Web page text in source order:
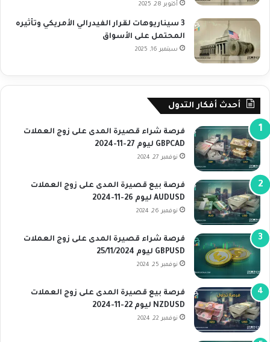
أكتوبر 28, 2025
3 سيناريوهات لقرار الفيدرالي الأمريكي وتأثيره
المحتمل على الأسواق
سبتمبر 16, 2025
أحدث أفكار التدول
فرصة شراء قصيرة المدى على زوج العملات
GBPCAD ليوم 27-11-2024
نوفمبر 27, 2024
فرصة بيع قصيرة المدى على زوج العملات
AUDUSD ليوم 26-11-2024
نوفمبر 26, 2024
فرصة شراء قصيرة المدى على زوج العملات
GBPUSD ليوم 25/11/2024
نوفمبر 25, 2024
فرصة بيع قصيرة المدى على زوج العملات
NZDUSD ليوم 22-11-2024
نوفمبر 22, 2024